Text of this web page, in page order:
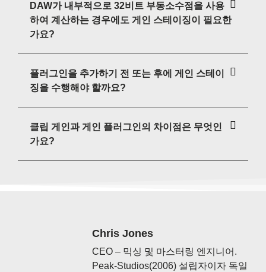
DAW가 내부적으로 32비트 부동소수점을 사용
하여 계산하는 경우에도 게인 스테이징이 필요한
가요?
플러그인을 추가하기 전 또는 후에 게인 스테이
징을 수행해야 할까요?
클립 게인과 게인 플러그인의 차이점은 무엇인
가요?
Chris Jones
CEO – 믹싱 및 마스터링 엔지니어.
Peak-Studios(2006) 설립자이자 독일